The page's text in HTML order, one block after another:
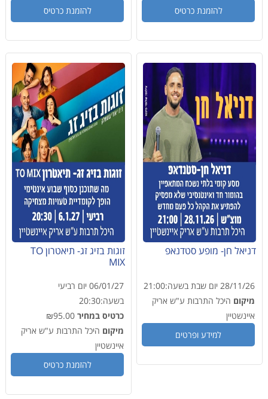
להזמנת כרטיס
להזמנת כרטיס
דניאל חן- מופע סטדנאפ
28/11/26 יום שבת בשעה:21:00
מיקום היכל התרבות ע"ש אריק
איינשטיין
למידע ופרטים
זוגות בזיג זג- תיאטרון TO
MIX
06/01/27 יום רביעי
בשעה:20:30
כרטיס במחיר ₪95.00
מיקום היכל התרבות ע"ש אריק
איינשטיין
להזמנת כרטיס